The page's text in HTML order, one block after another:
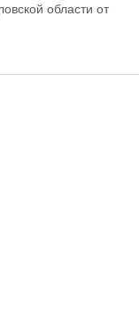
области от